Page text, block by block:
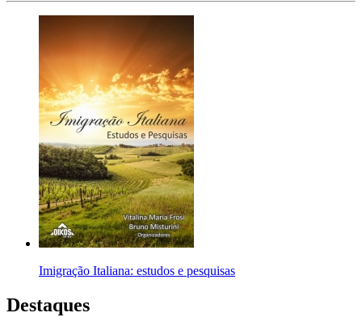
Imigração Italiana: estudos e pesquisas
Destaques